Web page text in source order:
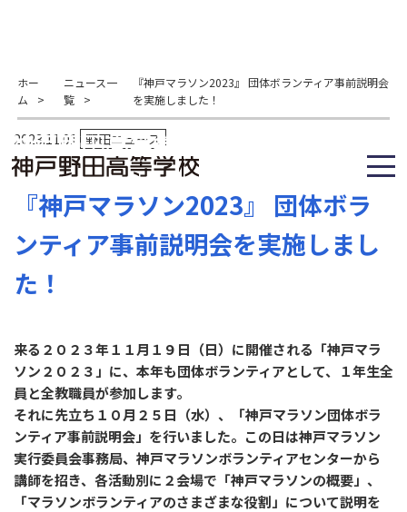
ホー
ム
>
ニュース一
覧
>
『神戸マラソン2023』 団体ボランティア事前説明会
を実施しました！
2023.11.01 野田ニュース
『神戸マラソン2023』 団体ボラ
ンティア事前説明会を実施しまし
た！
来る２０２３年１１月１９日（日）に開催される「神戸マラ
ソン２０２３」に、本年も団体ボランティアとして、１年生全
員と全教職員が参加します。
それに先立ち１０月２５日（水）、「神戸マラソン団体ボラ
ンティア事前説明会」を行いました。この日は神戸マラソン
実行委員会事務局、神戸マラソンボランティアセンターから
講師を招き、各活動別に２会場で「神戸マラソンの概要」、
「マラソンボランティアのさまざまな役割」について説明を